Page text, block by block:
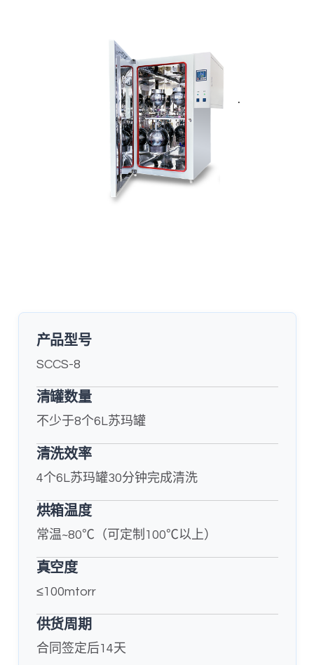
产品型号
SCCS-8
清罐数量
不少于8个6L苏玛罐
清洗效率
4个6L苏玛罐30分钟完成清洗
烘箱温度
常温~80℃（可定制100℃以上）
真空度
≤100mtorr
供货周期
合同签定后14天